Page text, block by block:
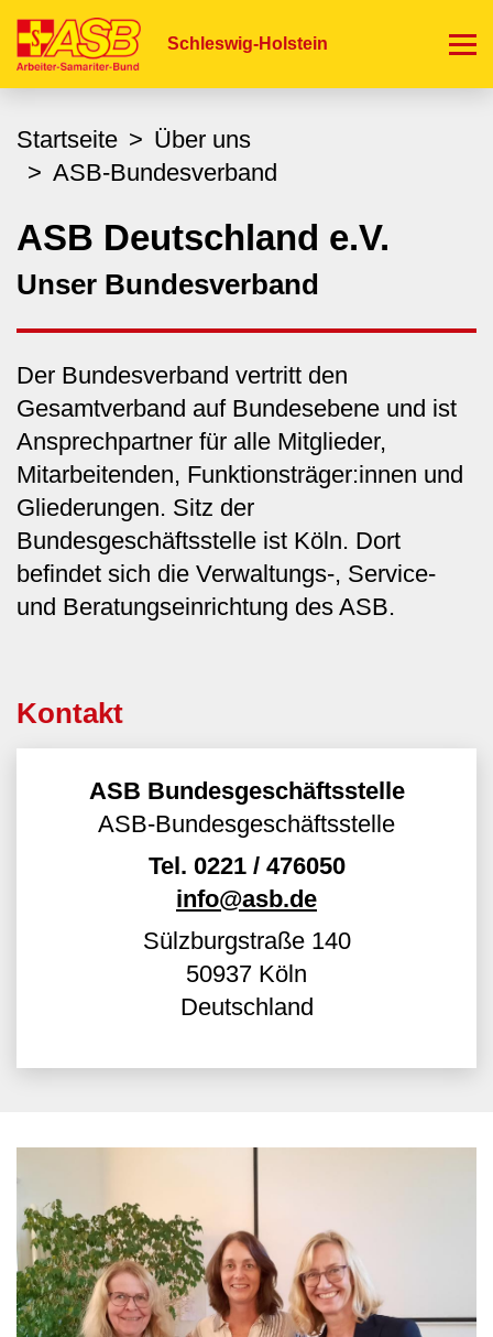
zum
Schleswig-Holstein
Startseite
Über uns
ASB-Bundesverband
ASB Deutschland e.V.
Unser Bundesverband
Der Bundesverband vertritt den
Gesamtverband auf Bundesebene und ist
Ansprechpartner für alle Mitglieder,
Mitarbeitenden, Funktionsträger:innen und
Gliederungen. Sitz der
Bundesgeschäftsstelle ist Köln. Dort
befindet sich die Verwaltungs-, Service-
und Beratungseinrichtung des ASB.
Kontakt
ASB Bundesgeschäftsstelle
ASB-Bundesgeschäftsstelle
Tel. 0221 / 476050
info@asb.de
Sülzburgstraße 140
50937 Köln
Deutschland